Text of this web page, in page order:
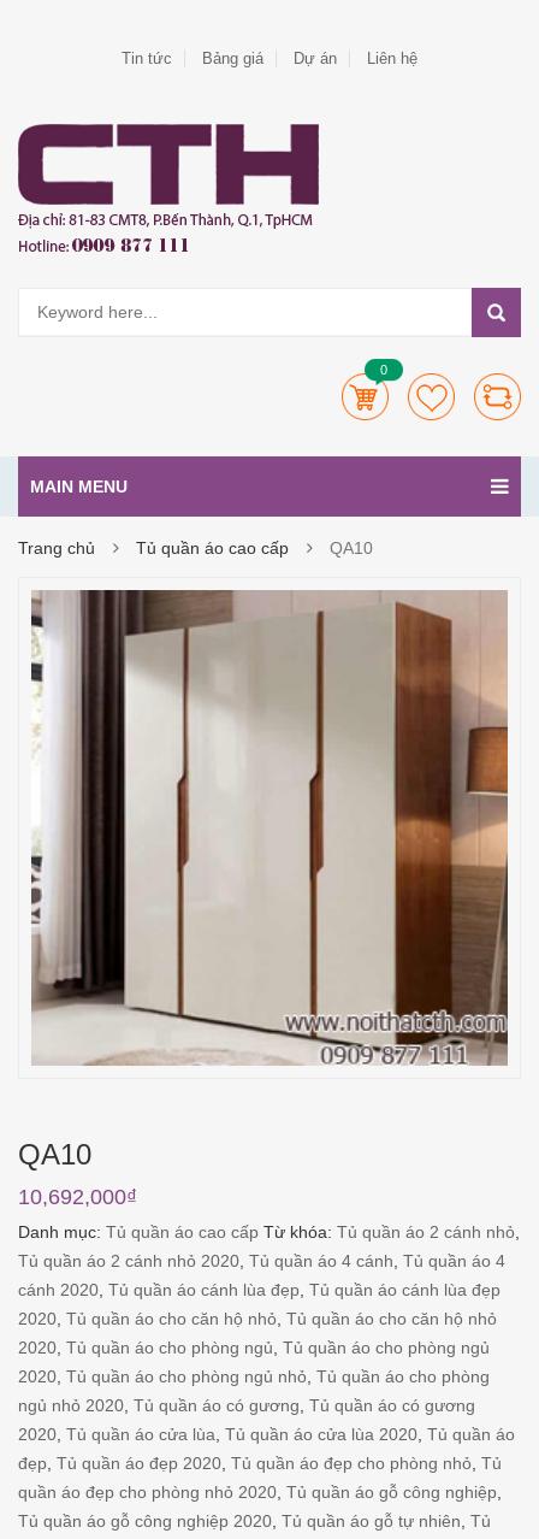
Tin tức Bảng giá Dự án Liên hệ
0
MAIN MENU
Trang chủ Tủ quần áo cao cấp QA10
QA10
10,692,000₫
Danh mục: Tủ quần áo cao cấp Từ khóa: Tủ quần áo 2 cánh nhỏ
Tủ quần áo 2 cánh nhỏ 2020 Tủ quần áo 4 cánh Tủ quần áo 4
cánh 2020 Tủ quần áo cánh lùa đẹp Tủ quần áo cánh lùa đẹp
2020 Tủ quần áo cho căn hộ nhỏ Tủ quần áo cho căn hộ nhỏ
2020 Tủ quần áo cho phòng ngủ Tủ quần áo cho phòng ngủ
2020 Tủ quần áo cho phòng ngủ nhỏ Tủ quần áo cho phòng
ngủ nhỏ 2020 Tủ quần áo có gương Tủ quần áo có gương
2020 Tủ quần áo cửa lùa Tủ quần áo cửa lùa 2020 Tủ quần áo
đẹp Tủ quần áo đẹp 2020 Tủ quần áo đẹp cho phòng nhỏ Tủ
quần áo đẹp cho phòng nhỏ 2020 Tủ quần áo gỗ công nghiệp
Tủ quần áo gỗ công nghiệp 2020 Tủ quần áo gỗ tự nhiên Tủ